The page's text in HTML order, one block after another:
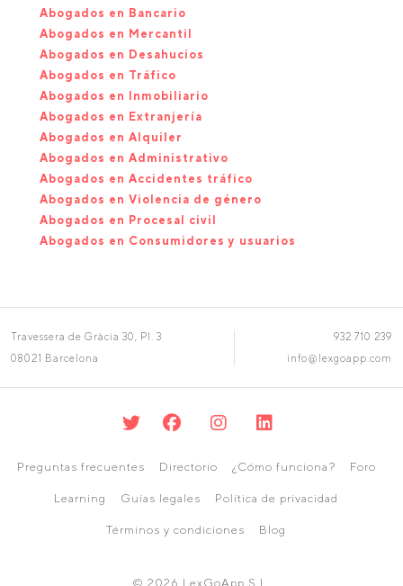
Abogados en Bancario
Abogados en Mercantil
Abogados en Desahucios
Abogados en Tráfico
Abogados en Inmobiliario
Abogados en Extranjería
Abogados en Alquiler
Abogados en Administrativo
Abogados en Accidentes tráfico
Abogados en Violencia de género
Abogados en Procesal civil
Abogados en Consumidores y usuarios
Travessera de Gràcia 30, Pl. 3
08021 Barcelona
932 710 239
info@lexgoapp.com
Preguntas frecuentes Directorio ¿Cómo funciona? Foro
Learning Guías legales Política de privacidad
Términos y condiciones Blog
© 2026 LexGoApp S.L.